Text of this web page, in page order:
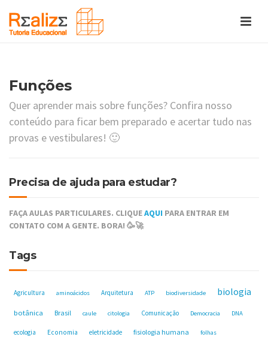
Funções
Quer aprender mais sobre funções? Confira nosso
conteúdo para ficar bem preparado e acertar tudo nas
provas e vestibulares! 🙂
Precisa de ajuda para estudar?
FAÇA AULAS PARTICULARES. CLIQUEAQUI PARA ENTRAR EM
CONTATO COM A GENTE. BORA! 🥳🚀
Tags
Agricultura aminoácidos Arquitetura ATP biodiversidade biologia
botânica Brasil caule citologia Comunicação Democracia DNA
ecologia Economia eletricidade fisiologia humana folhas